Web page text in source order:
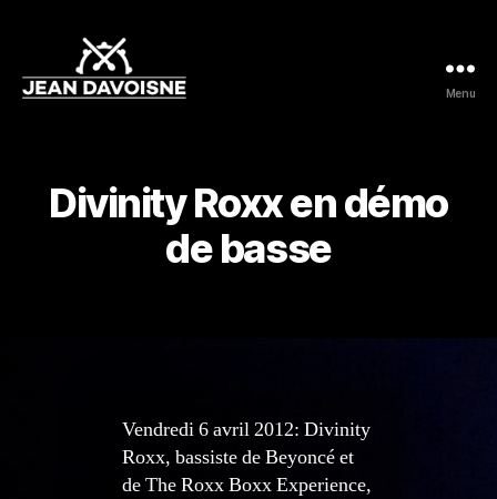
Menu
Divinity Roxx en démo
de basse
Vendredi 6 avril 2012: Divinity
Roxx, bassiste de Beyoncé et
de The Roxx Boxx Experience,